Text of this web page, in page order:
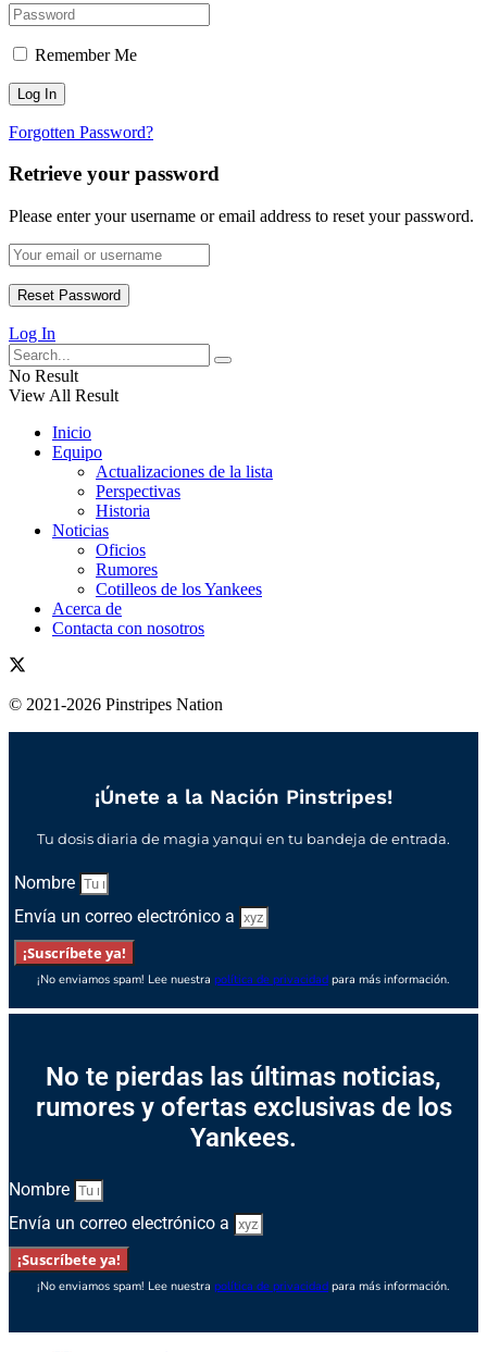
Remember Me
Forgotten Password?
Retrieve your password
Please enter your username or email address to reset your password.
Log In
No Result
View All Result
Inicio
Equipo
Actualizaciones de la lista
Perspectivas
Historia
Noticias
Oficios
Rumores
Cotilleos de los Yankees
Acerca de
Contacta con nosotros
© 2021-2026 Pinstripes Nation
¡Únete a la Nación Pinstripes!
Tu dosis diaria de magia yanqui en tu bandeja de entrada.
Nombre
Envía un correo electrónico a
¡Suscríbete ya!
¡No enviamos spam! Lee nuestra política de privacidad para más información.
No te pierdas las últimas noticias,
rumores y ofertas exclusivas de los
Yankees.
Nombre
Envía un correo electrónico a
¡Suscríbete ya!
¡No enviamos spam! Lee nuestra política de privacidad para más información.